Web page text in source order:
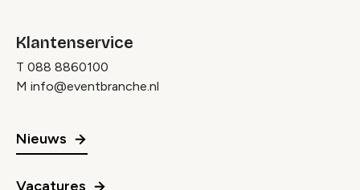
Klantenservice
T 088 8860100
M info@eventbranche.nl
Nieuws
Vacatures